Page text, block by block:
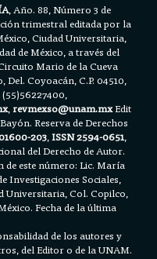
, Año. 88, Número 3 de
trimestral editada por la
Ciudad Universitaria,
de México, a través del
Mario de la Cueva
Coyoacán, C.P. 04510,
,revmexso@unam.mxEdit
Reserva de Derechos
203,ISSN 2594-0651,
del Derecho de Autor.
de este número: Lic. María
Investigaciones Sociales,
Universitaria, Col. Copilco,
Fecha de la última
de los autores y
del Editor o de la UNAM.